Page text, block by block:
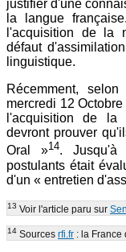
justifier d'une
la langue
l'acquisition de la
défaut
linguistique.
Récemment,
mercredi 12
l'acquisition de la
devront prouver
Oral »14. Jusqu'à
postulants était
d'un « entretien
13 Voir l'article paru sur
14 Sources rfi.fr : la France